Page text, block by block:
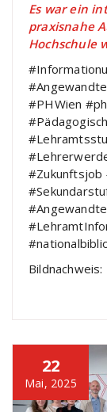
Es war ein
praxisnahe
Hochschule
#PHWien
#Zukunftsjob
22
Mai, 2025